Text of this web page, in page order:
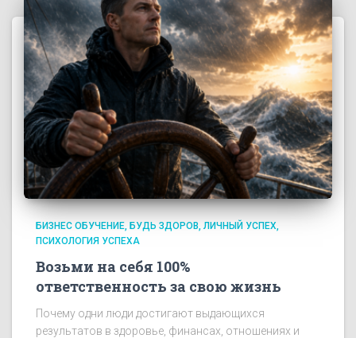
БИЗНЕС ОБУЧЕНИЕ БУДЬ ЗДОРОВ ЛИЧНЫЙ УСПЕХ
ПСИХОЛОГИЯ УСПЕХА
Возьми на себя 100%
ответственность за свою жизнь
Почему одни люди достигают выдающихся
результатов в здоровье, финансах, отношениях и